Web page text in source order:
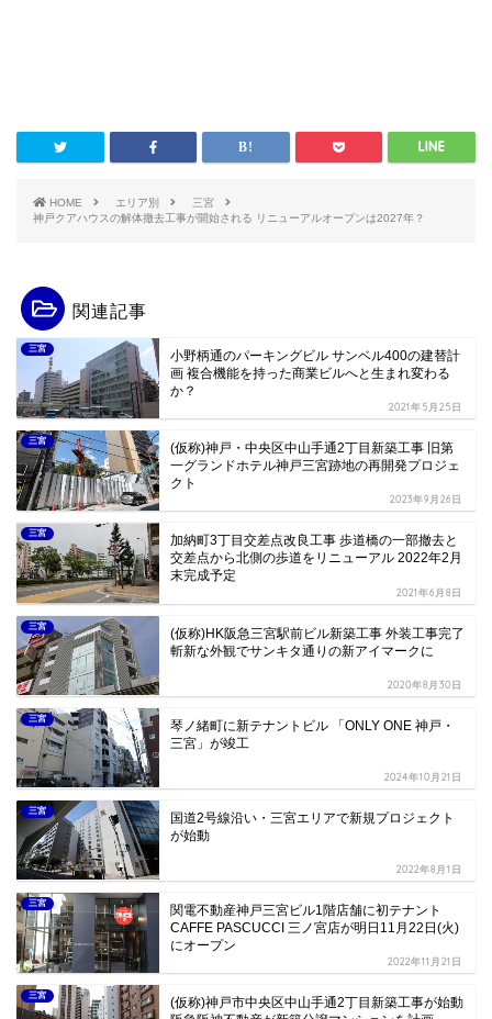
HOME エリア別
三宮
神戸クアハウスの解体撤去工事が開始される リニューアルオープンは2027年？
関連記事
三宮
小野柄通のパーキングビル サンベル400の建替計
画 複合機能を持った商業ビルへと生まれ変わる
か？
2021年5月25日
三宮
(仮称)神戸・中央区中山手通2丁目新築工事 旧第
一グランドホテル神戸三宮跡地の再開発プロジェ
クト
2023年9月26日
三宮
加納町3丁目交差点改良工事 歩道橋の一部撤去と
交差点から北側の歩道をリニューアル 2022年2月
末完成予定
2021年6月8日
三宮
(仮称)HK阪急三宮駅前ビル新築工事 外装工事完了
斬新な外観でサンキタ通りの新アイマークに
2020年8月30日
三宮
琴ノ緒町に新テナントビル 「ONLY ONE 神戸・
三宮」が竣工
2024年10月21日
三宮
国道2号線沿い・三宮エリアで新規プロジェクト
が始動
2022年8月1日
三宮
関電不動産神戸三宮ビル1階店舗に初テナント
CAFFE PASCUCCI 三ノ宮店が明日11月22日(火)
にオープン
2022年11月21日
三宮
(仮称)神戸市中央区中山手通2丁目新築工事が始動